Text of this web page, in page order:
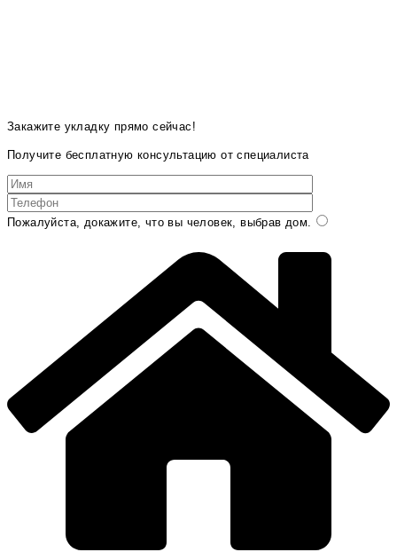
Закажите укладку прямо сейчас!
Получите бесплатную консультацию от специалиста
Пожалуйста, докажите, что вы человек, выбрав дом